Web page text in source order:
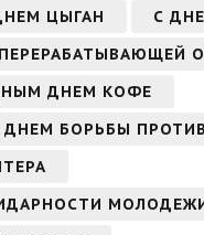
ЦЫГАН
С
ДНЕМ КОФЕ
БОРЬБЫ